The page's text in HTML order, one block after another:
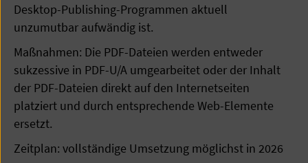
Desktop-Publishing-Programmen aktuell
unzumutbar aufwändig ist.
Maßnahmen: Die PDF-Dateien werden entweder
sukzessive in PDF-U/A umgearbeitet oder der Inhalt
der PDF-Dateien direkt auf den Internetseiten
platziert und durch entsprechende Web-Elemente
ersetzt.
Zeitplan: vollständige Umsetzung möglichst in 2026